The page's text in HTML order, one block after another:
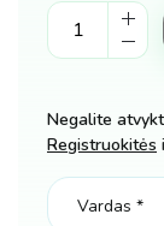
Kaukė
helovinui
šviečianti
kiekis
Negalite
Registruokitės